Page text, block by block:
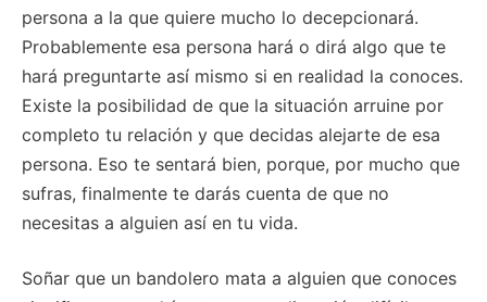
persona a la que quiere mucho lo decepcionará.
Probablemente esa persona hará o dirá algo que te
hará preguntarte así mismo si en realidad la conoces.
Existe la posibilidad de que la situación arruine por
completo tu relación y que decidas alejarte de esa
persona. Eso te sentará bien, porque, por mucho que
sufras, finalmente te darás cuenta de que no
necesitas a alguien así en tu vida.
Soñar que un bandolero mata a alguien que conoces